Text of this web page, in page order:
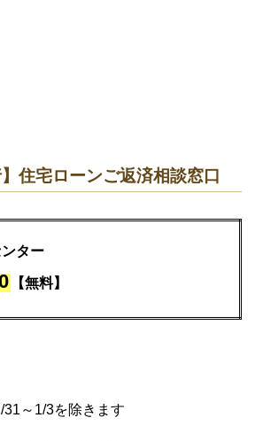
】住宅ローンご返済相談窓口
ター
【無料】
～1/3を除きます